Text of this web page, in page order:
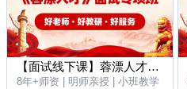
【面试线下课】蓉漂人才引进考试面试名师专项班
8年+师资 | 明师亲授 | 小班教学